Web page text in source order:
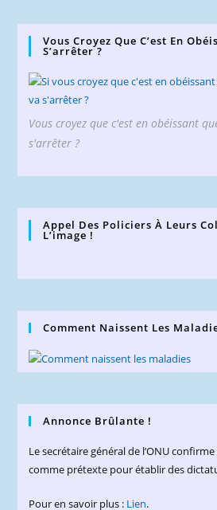
Vous Croyez Que C’est En
S’arrêter ?
Vous croyez que c'est en obéissant
s'arrêter ?
Appel Des Policiers À Leurs
L’image !
Comment Naissent Les
Annonce Brûlante !
Le secrétaire général de l’ONU
comme prétexte pour établir des
Pour en savoir plus : Lien.